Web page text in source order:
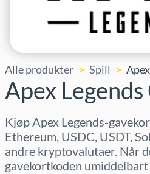
Alle produkter Spill
Apex
Kjøp Apex Legends-
Ethereum, USDC, USDT,
andre kryptovalutaer. Når
gavekortkoden